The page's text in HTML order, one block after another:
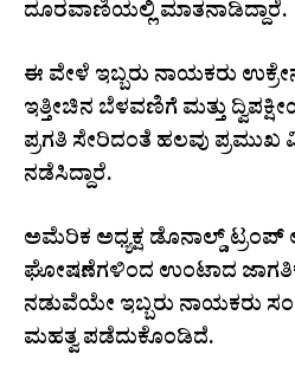
ದೂರವಾಣಿಯಲ್ಲಿ ಮಾತನಾಡಿದ್ದಾರೆ.
ಈ ವೇಳೆ ಇಬ್ಬರು ನಾಯಕರು
ಇತ್ತೀಚಿನ ಬೆಳವಣಿಗೆ ಮತ್ತು
ಪ್ರಗತಿ ಸೇರಿದಂತೆ ಹಲವು
ನಡೆಸಿದ್ದಾರೆ.
ಅಮೆರಿಕ ಅಧ್ಯಕ್ಷ ಡೊನಾಲ್ಡ್ ಟ್ರಂಪ್
ಘೋಷಣೆಗಳಿಂದ ಉಂಟಾದ
ನಡುವೆಯೇ ಇಬ್ಬರು ನಾಯಕರು
ಮಹತ್ವ ಪಡೆದುಕೊಂಡಿದೆ.